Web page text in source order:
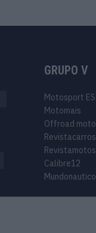
GRUPO V
Motosport ES
Motomais
Offroad moto
Revistacarros
Revistamotos
Calibre12
Mundonautico